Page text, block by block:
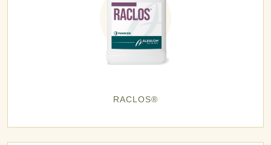
RACLOS®